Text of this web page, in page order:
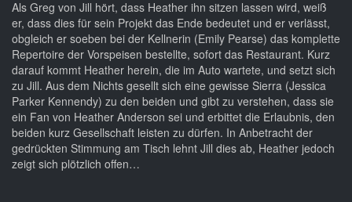
Als Greg von Jill hört, dass Heather ihn sitzen lassen wird, weiß
er, dass dies für sein Projekt das Ende bedeutet und er verlässt,
obgleich er soeben bei der Kellnerin (Emily Pearse) das komplette
Repertoire der Vorspeisen bestellte, sofort das Restaurant. Kurz
darauf kommt Heather herein, die im Auto wartete, und setzt sich
zu Jill. Aus dem Nichts gesellt sich eine gewisse Sierra (Jessica
Parker Kennendy) zu den beiden und gibt zu verstehen, dass sie
ein Fan von Heather Anderson sei und erbittet die Erlaubnis, den
beiden kurz Gesellschaft leisten zu dürfen. In Anbetracht der
gedrückten Stimmung am Tisch lehnt Jill dies ab, Heather jedoch
zeigt sich plötzlich offen…